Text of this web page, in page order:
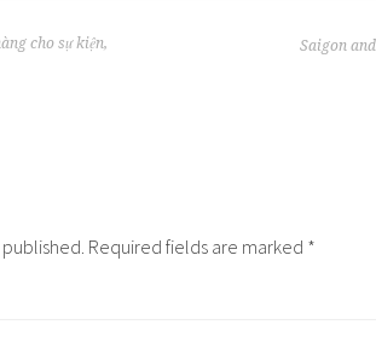
cho sự kiện,
Saigon
Required fields are marked *